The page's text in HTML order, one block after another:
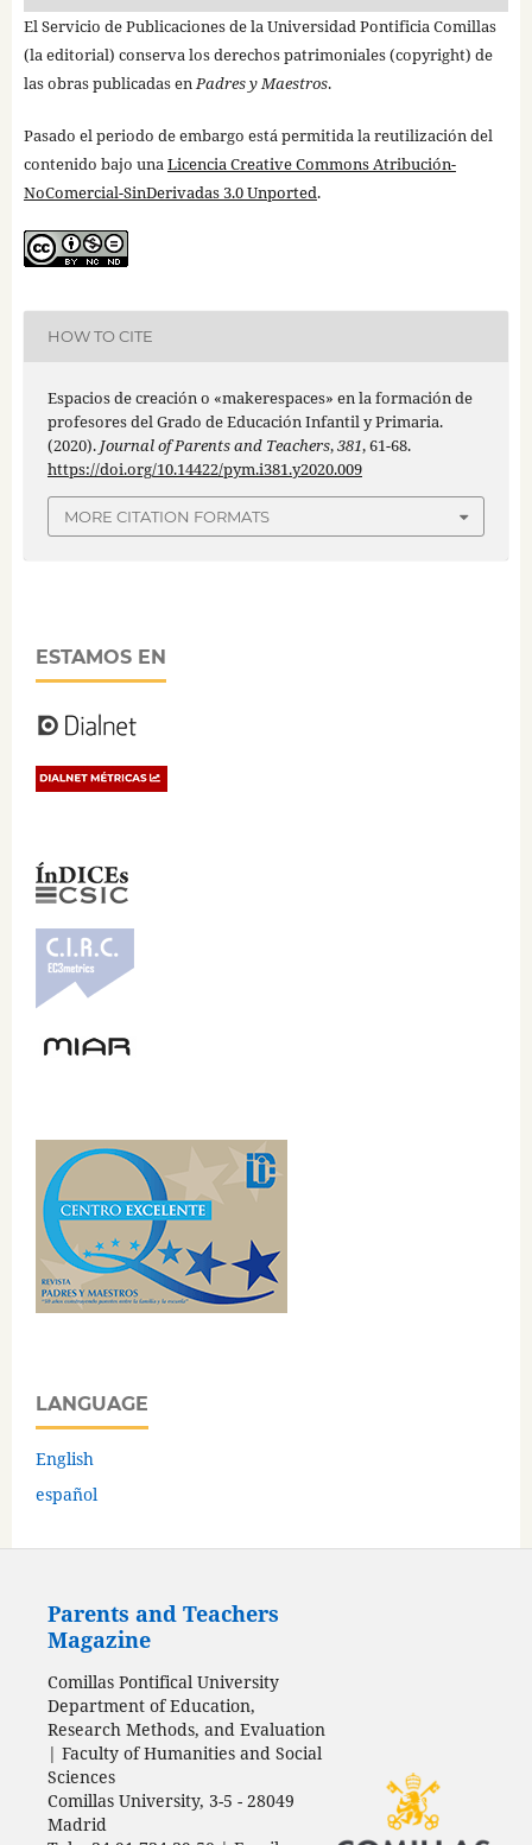
El Servicio de Publicaciones de la Universidad Pontificia Comillas
(la editorial) conserva los derechos patrimoniales (copyright) de
las obras publicadas enPadres y Maestros.
Pasado el periodo de embargo está permitida la reutilización del
contenido bajo unaLicencia Creative Commons Atribución-
NoComercial-SinDerivadas 3.0 Unported.
HOW TO CITE
Espacios de creación o «makerespaces» en la formación de
profesores del Grado de Educación Infantil y Primaria.
(2020). Journal of Parents and Teachers,381, 61-68.
https://doi.org/10.14422/pym.i381.y2020.009
MORE CITATION FORMATS
ESTAMOS EN
LANGUAGE
English
español
Parents and Teachers
Magazine
Comillas Pontifical University
Department of Education,
Research Methods, and Evaluation
| Faculty of Humanities and Social
Sciences
Comillas University, 3-5 - 28049
Madrid